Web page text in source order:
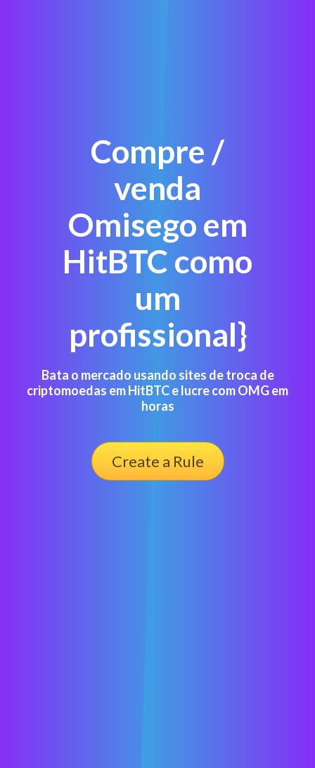
Compre /
venda
Omisego em
HitBTC como
um
profissional}
Bata o mercado usando sites de troca de
criptomoedas em HitBTC e lucre com OMG em
horas
Create a Rule